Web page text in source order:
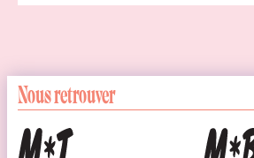
Nous retrouver